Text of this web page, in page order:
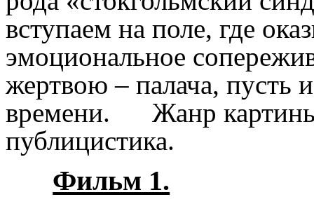
вступаем на поле, где
эмоциональное
жертвою – палача, пусть
времени. Жанр картины
публицистика.
Фильм 1.